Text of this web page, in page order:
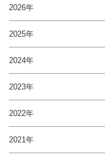
2026年
2025年
2024年
2023年
2022年
2021年